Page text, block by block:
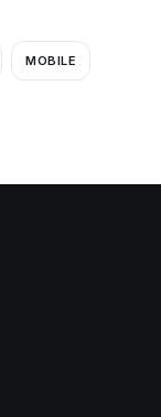
MOBILE